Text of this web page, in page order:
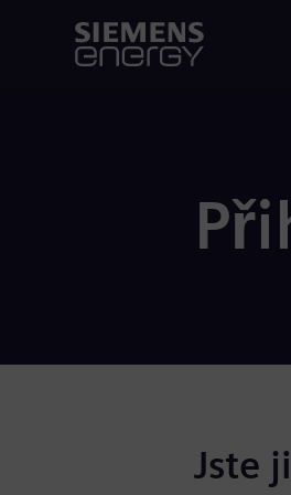
Jste